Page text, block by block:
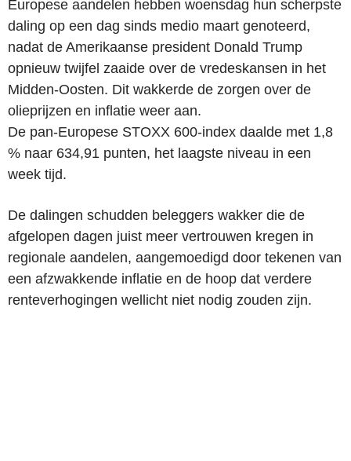
Europese aandelen hebben woensdag hun scherpste
daling op een dag sinds medio maart genoteerd,
nadat de Amerikaanse president Donald Trump
opnieuw twijfel zaaide over de vredeskansen in het
Midden-Oosten. Dit wakkerde de zorgen over de
olieprijzen en inflatie weer aan.
De pan-Europese STOXX 600-index daalde met 1,8
% naar 634,91 punten, het laagste niveau in een
week tijd.
De dalingen schudden beleggers wakker die de
afgelopen dagen juist meer vertrouwen kregen in
regionale aandelen, aangemoedigd door tekenen van
een afzwakkende inflatie en de hoop dat verdere
renteverhogingen wellicht niet nodig zouden zijn.